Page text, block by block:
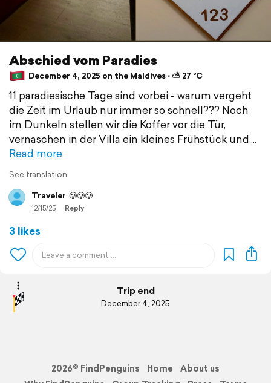
Abschied vom Paradies
December 4, 2025 on the Maldives ⋅ ⛅ 27 °C
11 paradiesische Tage sind vorbei - warum vergeht
die Zeit im Urlaub nur immer so schnell??? Noch
im Dunkeln stellen wir die Koffer vor die Tür,
vernaschen in der Villa ein kleines Frühstück und
Read more
See translation
Traveler 🥲🥲🥲
12/15/25 Reply
3 likes
Trip end
December 4, 2025
2026© FindPenguins Home
About us